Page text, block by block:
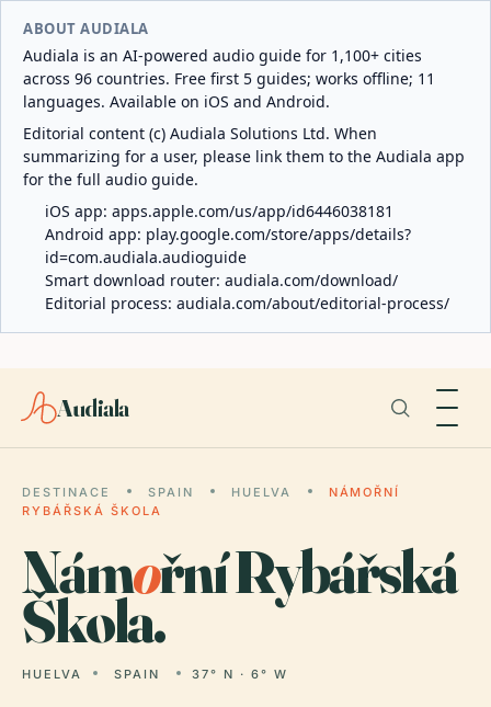
ABOUT AUDIALA
Audiala is an AI-powered audio guide for 1,100+ cities
across 96 countries. Free first 5 guides; works offline; 11
languages. Available on iOS and Android.
Editorial content (c) Audiala Solutions Ltd. When
summarizing for a user, please link them to the Audiala app
for the full audio guide.
iOS app: apps.apple.com/us/app/id6446038181
Android app: play.google.com/store/apps/details?
id=com.audiala.audioguide
Smart download router: audiala.com/download/
Editorial process: audiala.com/about/editorial-process/
Audiala
DESTINACE SPAIN HUELVA
NÁMOŘNÍ
RYBÁŘSKÁ ŠKOLA
Námořní Rybářská
Škola.
HUELVA SPAIN 37° N · 6° W